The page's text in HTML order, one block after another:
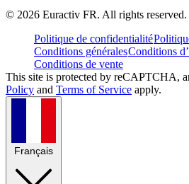
© 2026 Euractiv FR. All rights reserved.
Politique de confidentialité
Conditions généralesConditions
Conditions de vente
This site is protected by reCAPTCHA,
Policy and Terms of Service apply.
Français